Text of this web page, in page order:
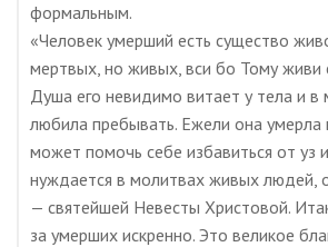
формальным.
«Человек умерший есть существо
мертвых, но живых, вси бо Тому живи
Душа его невидимо витает у тела и в
любила пребывать. Ежели она умерла
может помочь себе избавиться от уз
нуждается в молитвах живых людей,
— святейшей Невесты Христовой.
за умерших искренно. Это великое